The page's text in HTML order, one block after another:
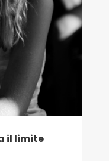
il limite